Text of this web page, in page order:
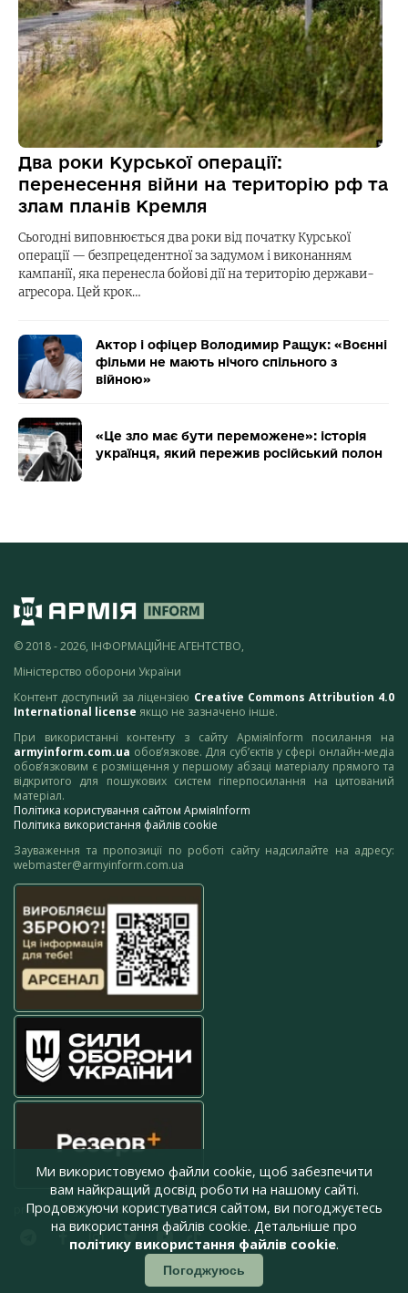
Два роки Курської операції:
перенесення війни на територію рф та
злам планів Кремля
Сьогодні виповнюється два роки від початку Курської
операції — безпрецедентної за задумом і виконанням
кампанії, яка перенесла бойові дії на територію держави-
агресора. Цей крок…
Актор і офіцер Володимир Ращук: «Воєнні
фільми не мають нічого спільного з
війною»
«Це зло має бути переможене»: історія
українця, який пережив російський полон
© 2018 - 2026, ІНФОРМАЦІЙНЕ АГЕНТСТВО,
Міністерство оборони України
Контент доступний за ліцензією Creative Commons Attribution 4.0
International license якщо не зазначено інше.
При використанні контенту з сайту АрміяInform посилання на
armyinform.com.ua обов’язкове. Для суб’єктів у сфері онлайн-медіа
обов’язковим є розміщення у першому абзаці матеріалу прямого та
відкритого для пошукових систем гіперпосилання на цитований
матеріал.
Політика користування сайтом АрміяInform
Політика використання файлів cookie
Зауваження та пропозиції по роботі сайту надсилайте на адресу:
webmaster@armyinform.com.ua
press@armyinform.com.ua
Ми використовуємо файли cookie, щоб забезпечити
вам найкращий досвід роботи на нашому сайті.
Продовжуючи користуватися сайтом, ви погоджуєтесь
на використання файлів cookie. Детальніше про
політику використання файлів cookie.
Погоджуюсь